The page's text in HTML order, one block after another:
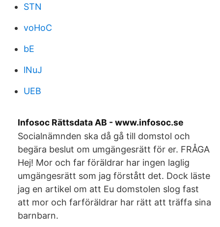
STN
voHoC
bE
lNuJ
UEB
Infosoc Rättsdata AB - www.infosoc.se
Socialnämnden ska då gå till domstol och
begära beslut om umgängesrätt för er. FRÅGA
Hej! Mor och far föräldrar har ingen laglig
umgängesrätt som jag förstått det. Dock läste
jag en artikel om att Eu domstolen slog fast
att mor och farföräldrar har rätt att träffa sina
barnbarn.